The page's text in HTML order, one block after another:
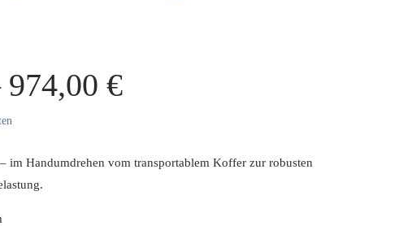
974,00 €
im Handumdrehen vom transportablem Koffer zur robusten